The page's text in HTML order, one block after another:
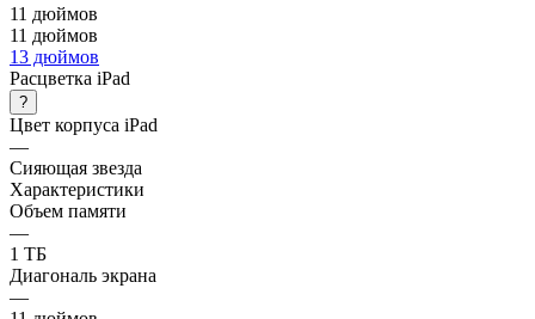
11 дюймов
11 дюймов
13 дюймов
Расцветка iPad
?
Цвет корпуса iPad
—
Сияющая звезда
Характеристики
Объем памяти
—
1 ТБ
Диагональ экрана
—